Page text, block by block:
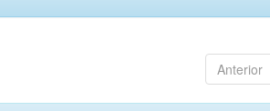
Anterior